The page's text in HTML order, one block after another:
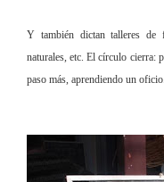
Y también dictan talleres de
naturales, etc. El círculo cierra:
paso más, aprendiendo un oficio.